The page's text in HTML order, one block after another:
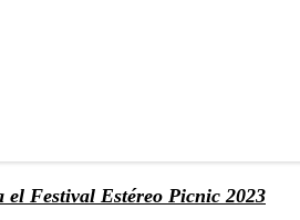
Festival Estéreo Picnic 2023